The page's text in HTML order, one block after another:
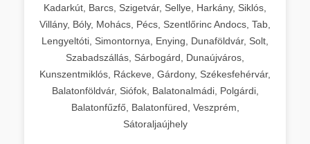
Kadarkút, Barcs, Szigetvár, Sellye, Harkány, Siklós,
Villány, Bóly, Mohács, Pécs, Szentlőrinc Andocs, Tab,
Lengyeltóti, Simontornya, Enying, Dunaföldvár, Solt,
Szabadszállás, Sárbogárd, Dunaújváros,
Kunszentmiklós, Ráckeve, Gárdony, Székesfehérvár,
Balatonföldvár, Siófok, Balatonalmádi, Polgárdi,
Balatonfűzfő, Balatonfüred, Veszprém,
Sátoraljaújhely